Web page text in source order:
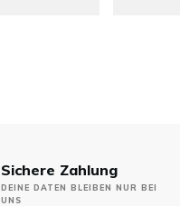
Sichere Zahlung
DEINE DATEN BLEIBEN NUR BEI
UNS